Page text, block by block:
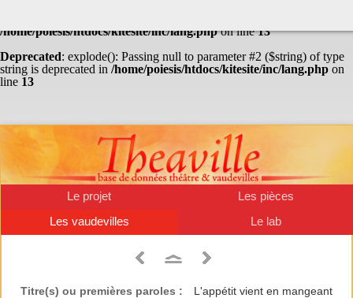
/home/poiesis/htdocs/kitesite/inc/lang.phpon line13
Deprecated: explode(): Passing null to parameter #2 ($string) of type
string is deprecated in /home/poiesis/htdocs/kitesite/inc/lang.php on
line 13
Le projet
Les pièces
Les vaudevilles
Le lab
Titre(s) ou premières paroles : L'appétit vient en mangeant